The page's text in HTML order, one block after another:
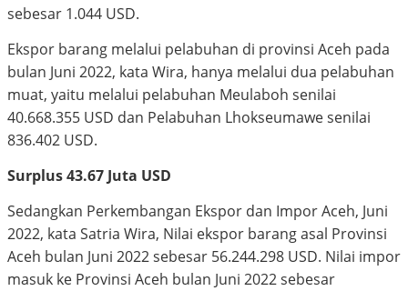
sebesar 1.044 USD.
Ekspor barang melalui pelabuhan di provinsi Aceh pada
bulan Juni 2022, kata Wira, hanya melalui dua pelabuhan
muat, yaitu melalui pelabuhan Meulaboh senilai
40.668.355 USD dan Pelabuhan Lhokseumawe senilai
836.402 USD.
Surplus 43.67 Juta USD
Sedangkan Perkembangan Ekspor dan Impor Aceh, Juni
2022, kata Satria Wira, Nilai ekspor barang asal Provinsi
Aceh bulan Juni 2022 sebesar 56.244.298 USD. Nilai impor
masuk ke Provinsi Aceh bulan Juni 2022 sebesar